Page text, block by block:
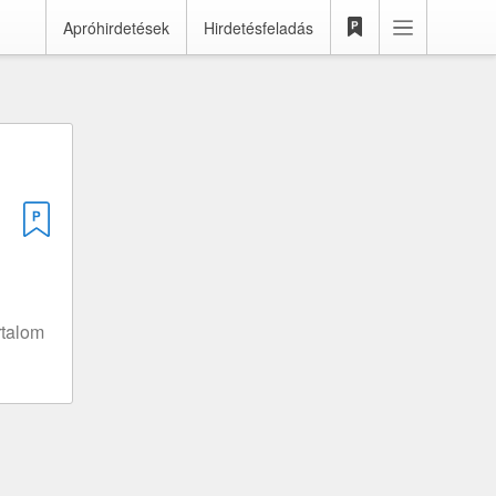
Apróhirdetések Hirdetésfeladás